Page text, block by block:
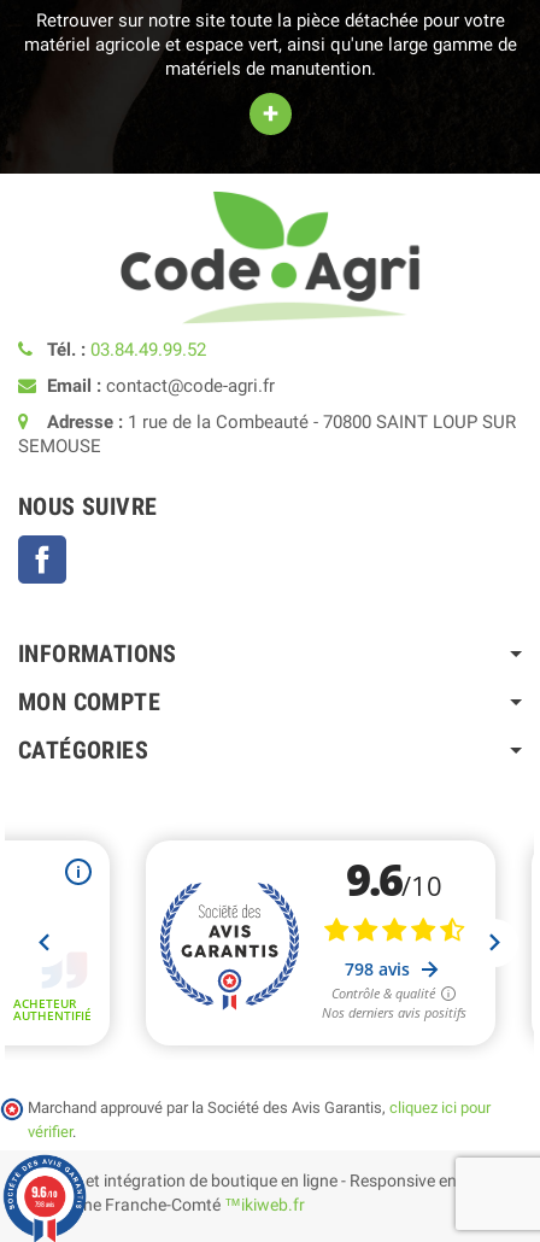
Retrouver sur notre site toute la pièce détachée pour votre
matériel agricole et espace vert, ainsi qu'une large gamme de
matériels de manutention.
+
Tél. : 03.84.49.99.52
Email : contact@code-agri.fr
Adresse : 1 rue de la Combeauté - 70800 SAINT LOUP SUR
SEMOUSE
NOUS SUIVRE
INFORMATIONS
MON COMPTE
CATÉGORIES
Marchand approuvé par la Société des Avis Garantis, cliquez ici pour
vérifier.
Création et intégration de boutique en ligne - Responsive en
Bourgogne Franche-Comté ™ikiweb.fr
9.6/10
798 avis